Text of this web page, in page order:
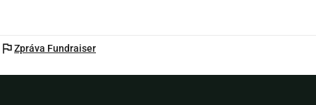
flagZpráva Fundraiser